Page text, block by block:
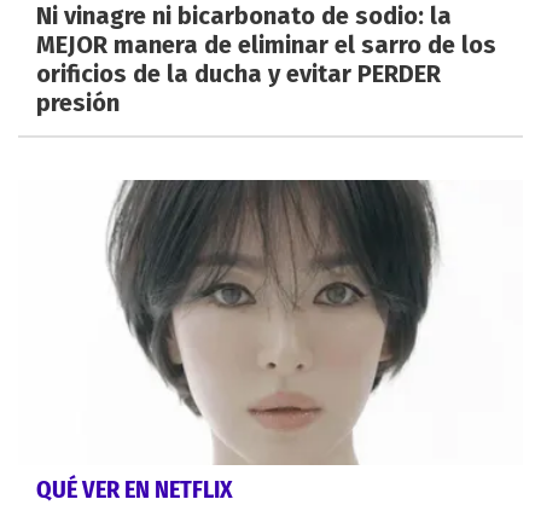
Ni vinagre ni bicarbonato de sodio: la
MEJOR manera de eliminar el sarro de los
orificios de la ducha y evitar PERDER
presión
QUÉ VER EN NETFLIX